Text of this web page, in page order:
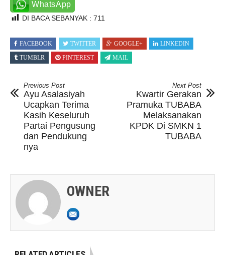
WhatsApp
DI BACA SEBANYAK : 711
FACEBOOK TWITTER GOOGLE+
LINKEDIN
TUMBLR
PINTEREST MAIL
Previous Post
Ayu Asalasiyah
Ucapkan Terima
Kasih Keseluruh
Partai Pengusung
dan Pendukung
nya
Next Post
Kwartir Gerakan
Pramuka TUBABA
Melaksanakan
KPDK Di SMKN 1
TUBABA
OWNER